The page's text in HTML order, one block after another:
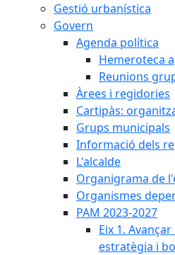
Gestió urbanística
Govern
Agenda política
Hemeroteca
Reunions
Àrees i regidories
Cartipàs:
Grups municipals
Informació dels
L'alcalde
Organigrama de
Organismes
PAM 2023-2027
Eix 1.
estratègia i